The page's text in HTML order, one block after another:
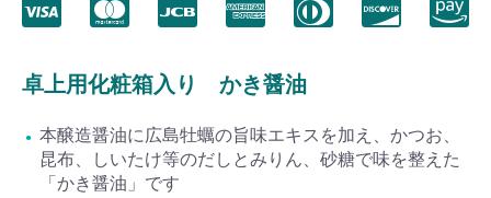
卓上用化粧箱入り かき醤油
本醸造醤油に広島牡蠣の旨味エキスを加え、かつお、
昆布、しいたけ等のだしとみりん、砂糖で味を整えた
「かき醤油」です